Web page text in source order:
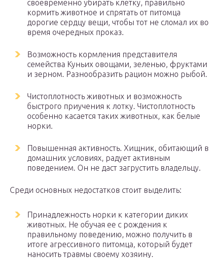
своевременно убирать клетку, правильно
кормить животное и спрятать от питомца
дорогие сердцу вещи, чтобы тот не сломал их во
время очередных проказ.
Возможность кормления представителя
семейства Куньих овощами, зеленью, фруктами
и зерном. Разнообразить рацион можно рыбой.
Чистоплотность животных и возможность
быстрого приучения к лотку. Чистоплотность
особенно касается таких животных, как белые
норки.
Повышенная активность. Хищник, обитающий в
домашних условиях, радует активным
поведением. Он не даст загрустить владельцу.
Среди основных недостатков стоит выделить:
Принадлежность норки к категории диких
животных. Не обучая ее с рождения к
правильному поведению, можно получить в
итоге агрессивного питомца, который будет
наносить травмы своему хозяину.